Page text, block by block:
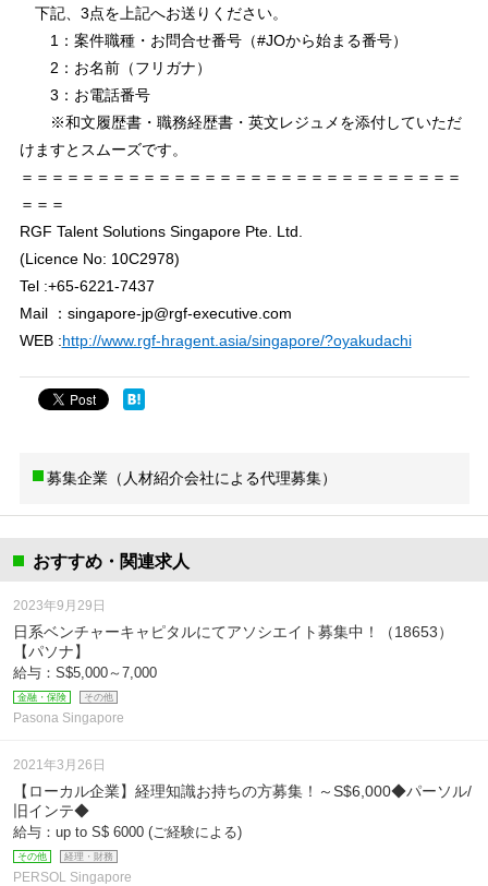
下記、3点を上記へお送りください。
1：案件職種・お問合せ番号（#JOから始まる番号）
2：お名前（フリガナ）
3：お電話番号
※和文履歴書・職務経歴書・英文レジュメを添付していただ
けますとスムーズです。
＝＝＝＝＝＝＝＝＝＝＝＝＝＝＝＝＝＝＝＝＝＝＝＝＝＝＝＝＝
＝＝＝
RGF Talent Solutions Singapore Pte. Ltd.
(Licence No: 10C2978)
Tel :+65-6221-7437
Mail ：singapore-jp@rgf-executive.com
WEB :http://www.rgf-hragent.asia/singapore/?oyakudachi
募集企業（人材紹介会社による代理募集）
おすすめ・関連求人
日系ベンチャーキャピタルにてアソシエイト募集中！（18653）
【パソナ】
給与：S$5,000～7,000
金融・保険 その他
2023年9月29日
Pasona Singapore
【ローカル企業】経理知識お持ちの方募集！～S$6,000◆パーソル/
旧インテ◆
給与：up to S$ 6000 (ご経験による)
その他 経理・財務
2021年3月26日
PERSOL Singapore